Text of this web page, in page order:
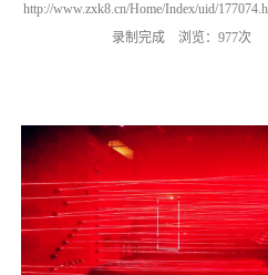
http://www.zxk8.cn/Home/Index/uid/
以加群(课程所用素材和插件，均在
466106974 群里干货满满 可以加我们导
录制完成 浏览：977次